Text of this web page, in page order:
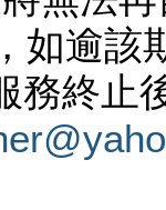
如逾該
務終止